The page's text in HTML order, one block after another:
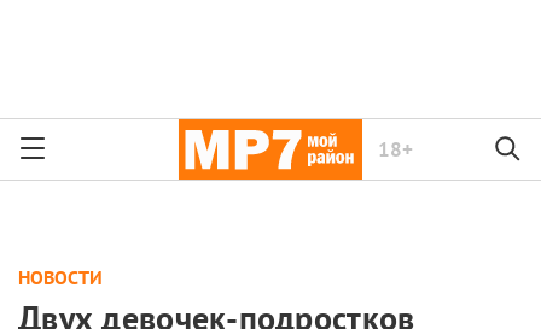
18+
НОВОСТИ
Двух девочек-подростков